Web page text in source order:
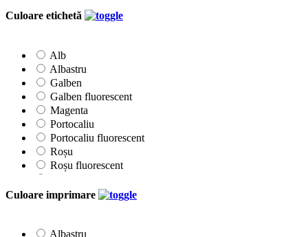
Blitz M6
Etichete 26x16mm
Etichete 26x16Rmm
Klik
Printex
Prix
Tovel
Culoare etichetă
Alb
Albastru
Galben
Galben fluorescent
Magenta
Portocaliu
Portocaliu fluorescent
Roșu
Roșu fluorescent
Verde
Culoare imprimare
Albastru